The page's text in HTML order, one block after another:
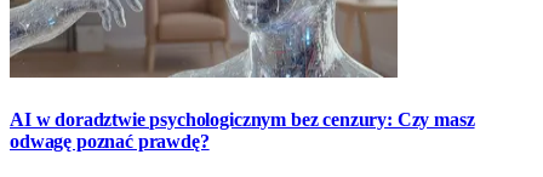
AI w doradztwie psychologicznym bez cenzury: Czy masz
odwagę poznać prawdę?